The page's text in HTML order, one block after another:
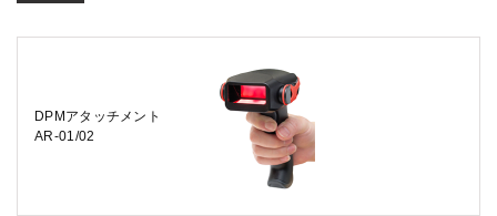
DPMアタッチメント
AR-01/02